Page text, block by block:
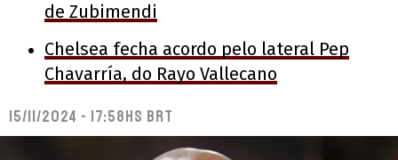
de Zubimendi
Chelsea fecha acordo pelo lateral Pep
Chavarría, do Rayo Vallecano
15/11/2024 - 17:58hs BRT